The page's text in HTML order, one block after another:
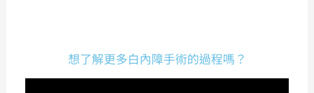
想了解更多白內障手術的過程嗎？